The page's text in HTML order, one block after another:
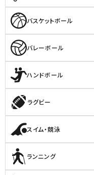
バスケットボール
バレーボール
ハンドボール
ラグビー
スイム・競泳
ランニング